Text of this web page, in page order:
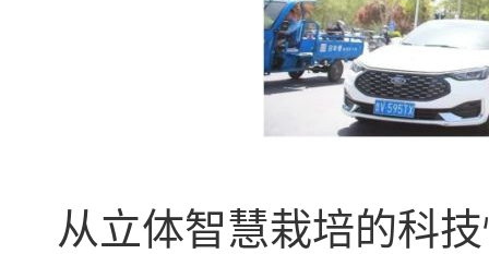
从立体智慧栽培的科